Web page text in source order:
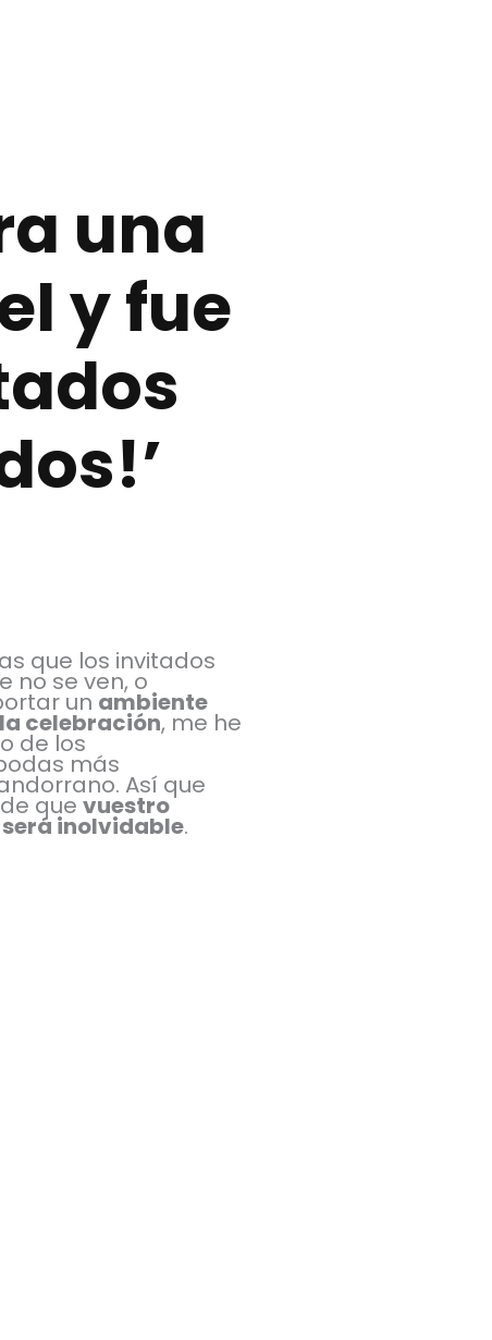
una
y fue
que los invitados
no se ven, o
un ambiente
celebración, me he
de los
más
Así que
que vuestro
inolvidable.